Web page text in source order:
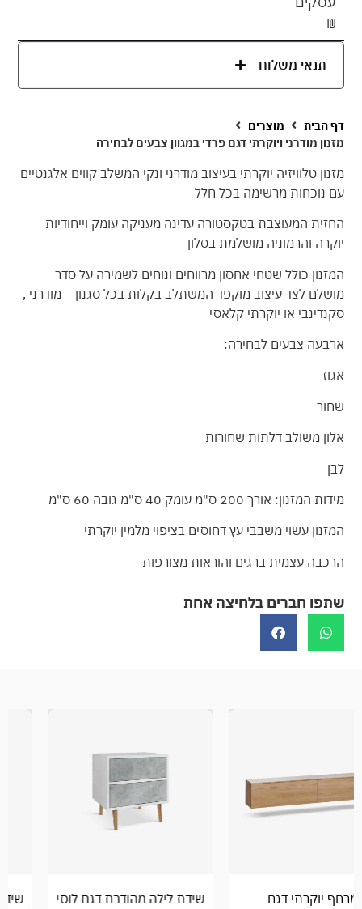
₪
תנאי משלוח
דף הבית
מוצרים
מזנון מודרני ויוקרתי דגם פרדי במגוון צבעים לבחירה
מזנון טלוויזיה יוקרתי בעיצוב מודרני ונקי המשלב קווים אלגנטיים
עם נוכחות מרשימה בכל חלל
החזית המעוצבת בטקסטורה עדינה מעניקה עומק וייחודיות
יוקרה והרמוניה מושלמת בסלון
המזנון כולל שטחי אחסון מרווחים ונוחים לשמירה על סדר
מושלם לצד עיצוב מוקפד המשתלב בקלות בכל סגנון – מודרני ,
סקנדינבי או יוקרתי קלאסי
ארבעה צבעים לבחירה:
אגוז
שחור
אלון משולב דלתות שחורות
לבן
מידות המזנון: אורך 200 ס"מ עומק 40 ס"מ גובה 60 ס"מ
המזנון עשוי משבבי עץ דחוסים בציפוי מלמין יוקרתי
הרכבה עצמית ברגים והוראות מצורפות
שתפו חברים בלחיצה אחת
שידת לילה מהודרת דגם לוסי
שידת לילה מודרנית דגם